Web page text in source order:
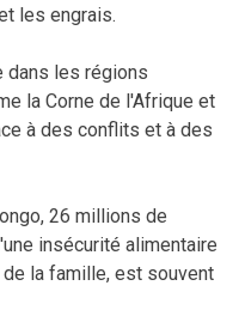
les engrais.
dans les régions
la Corne de l'Afrique et
à des conflits et à des
26 millions de
insécurité alimentaire
de la famille, est souvent